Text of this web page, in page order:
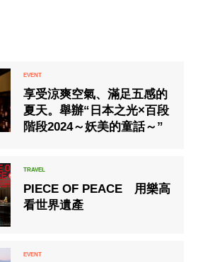
享受涼爽空氣、滿足五感的
夏天。舉辦“日本之光×百段
階段2024～妖美的童話～”
PIECE OF PEACE 用樂高
看世界遺產